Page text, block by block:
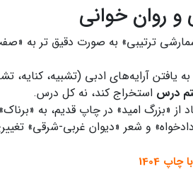
و روان‌ خوانی
ترتیبی» به صورت دقیق‌ تر به
یافتن آرایه‌های ادبی (تشبیه،
درس استخراج کند، نه کل درس.
«بزرگ امید» در چاپ قدیم، به
و شعر «دیوان غربی-شرقی»